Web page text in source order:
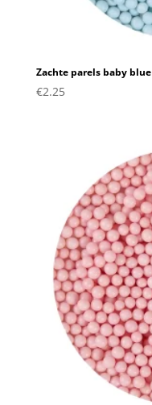
Zachte parels baby blue
€2.25